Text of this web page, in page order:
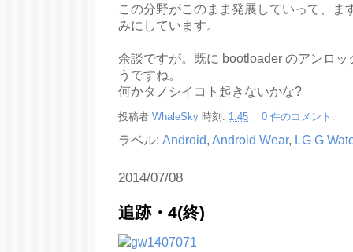
この分野がこのまま発展していって、ま
みにしています。
余談ですが。既に bootloader のアンロッ
うですね。
何かタノシイコト起きないかな?
投稿者 WhaleSky 時刻: 1:45 0 件のコメント:
ラベル: Android, Android Wear, LG G
2014/07/08
追跡・4(終)